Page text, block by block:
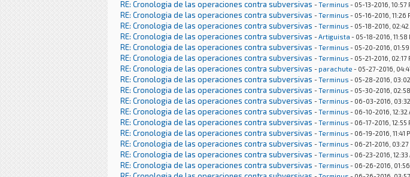
RE: Cronologia de las operaciones contra subversivas -Terminus - 05-13-2016, 10:57
RE: Cronologia de las operaciones contra subversivas -Terminus - 05-16-2016, 11:26
RE: Cronologia de las operaciones contra subversivas -Terminus - 05-18-2016, 02:42
RE: Cronologia de las operaciones contra subversivas -Artiguista - 05-18-2016, 11:58
RE: Cronologia de las operaciones contra subversivas -Terminus - 05-20-2016, 01:59
RE: Cronologia de las operaciones contra subversivas -Terminus - 05-21-2016, 02:17
RE: Cronologia de las operaciones contra subversivas - parachute - 05-27-2016,
RE: Cronologia de las operaciones contra subversivas -Terminus - 05-28-2016,
RE: Cronologia de las operaciones contra subversivas -Terminus - 05-30-2016,
RE: Cronologia de las operaciones contra subversivas -Terminus - 06-03-2016,
RE: Cronologia de las operaciones contra subversivas -Terminus - 06-10-2016, 12:32
RE: Cronologia de las operaciones contra subversivas -Terminus - 06-17-2016, 12:55
RE: Cronologia de las operaciones contra subversivas -Terminus - 06-19-2016, 11:41
RE: Cronologia de las operaciones contra subversivas -Terminus - 06-21-2016, 03:27
RE: Cronologia de las operaciones contra subversivas -Terminus - 06-23-2016, 12:33
RE: Cronologia de las operaciones contra subversivas -Terminus - 06-26-2016,